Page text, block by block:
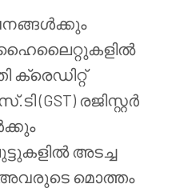
ഹൈലൈറ്റുകളിൽ
ക്രെഡിറ്റ്
(GST) രജിസ്റ്റർ
അടച്ച
അവരുടെ മൊത്തം